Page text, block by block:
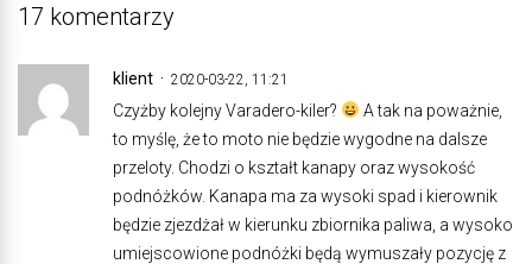
17 komentarzy
klient 2020-03-22, 11:21
Czyżby kolejny Varadero-kiler?
A tak na poważnie,
to myślę, że to moto nie będzie wygodne na dalsze
przeloty. Chodzi o kształt kanapy oraz wysokość
podnóżków. Kanapa ma za wysoki spad i kierownik
będzie zjezdżał w kierunku zbiornika paliwa, a wysoko
umiejscowione podnóżki będą wymuszały pozycję z